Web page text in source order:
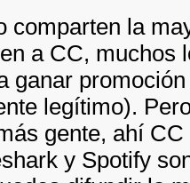
comparten la
a CC, muchos
ganar
legítimo).
gente, ahí
y Spotify